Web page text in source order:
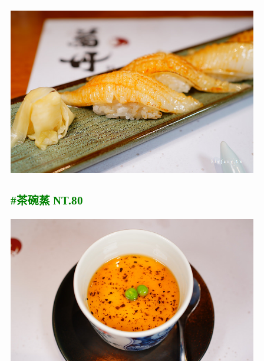
#茶碗蒸 NT.80